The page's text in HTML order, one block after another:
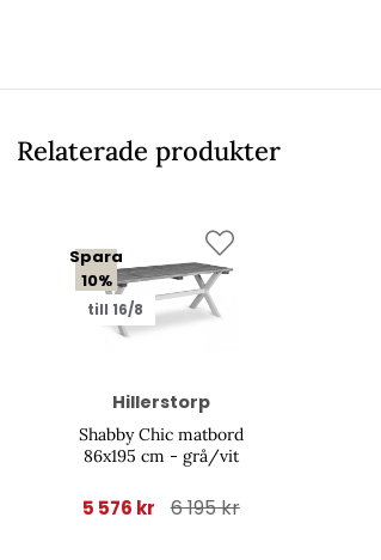
Relaterade produkter
Spara
10%
till 16/8
Hillerstorp
Shabby Chic matbord
86x195 cm - grå/vit
5 576 kr 6 195 kr